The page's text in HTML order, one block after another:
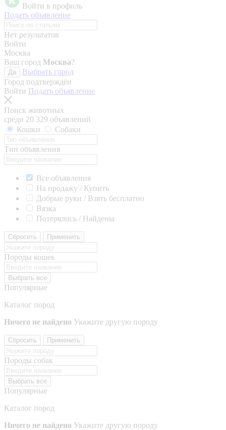
Войти в профиль
Подать объявление
Нет результатов
Войти
Москва
Ваш город Москва?
Да
Выбрать город
Город подтверждён
Войти Подать объявление
Поиск животных
среди 20 329 объявлений
Кошки
Собаки
Тип объявления
Все объявления
На продажу / Купить
Добрые руки / Взять бесплатно
Вязка
Потерялись / Найдены
Сбросить Применить
Породы кошек
Выбрать все
Популярные
Каталог пород
Ничего не найдено Укажите другую породу
Сбросить Применить
Породы собак
Выбрать все
Популярные
Каталог пород
Ничего не найдено Укажите другую породу